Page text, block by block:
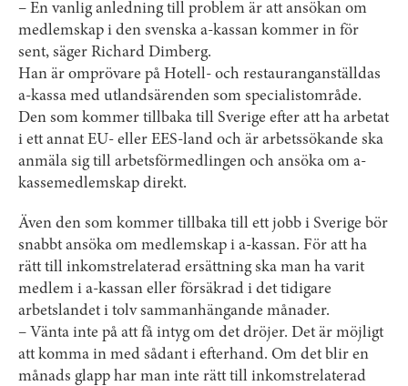
– En vanlig anledning till problem är att ansökan om
medlemskap i den svenska a-kassan kommer in för
sent, säger Richard Dimberg.
Han är omprövare på Hotell- och restaurang­anställdas
a-kassa med utlands­ärenden som specialist­område.
Den som kommer tillbaka till Sverige efter att ha arbetat
i ett annat EU- eller EES-land och är arbetssökande ska
­anmäla sig till arbetsförmedlingen och ansöka om a-
kasse­medlemskap direkt.
Även den som kommer tillbaka till ett jobb i Sverige bör
snabbt ansöka om medlemskap i a-kassan. För att ha
rätt till inkomstrelaterad ersättning ska man ha varit
medlem i ­a-kassan eller försäkrad i det tidigare
arbetslandet i tolv sammanhängande månader.
– Vänta inte på att få intyg om det dröjer. Det är möjligt
att komma in med sådant i efterhand. Om det blir en
månads glapp har man inte rätt till inkomstrelaterad